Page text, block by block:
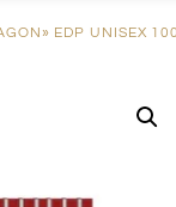
EDP UNISEX 100